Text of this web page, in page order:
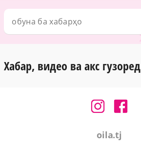
Хабар, видео ва акс гузоред
oila.tj